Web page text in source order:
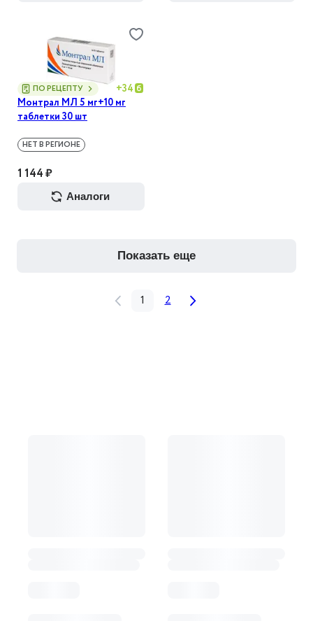
ПО РЕЦЕПТУ +34
Монтрал МЛ 5 мг+10 мг
таблетки 30 шт
НЕТ В РЕГИОНЕ
1 144 ₽
аналоги
показать еще
1 2